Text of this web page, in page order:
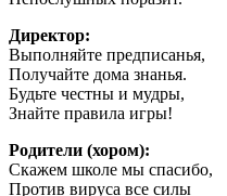
Директор:
Выполняйте предписанья,
Получайте дома знанья.
Будьте честны и мудры,
Знайте правила игры!
Родители (хором):
Скажем школе мы спасибо,
Против вируса все силы